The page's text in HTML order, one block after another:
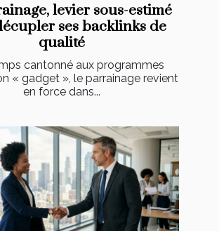
levier sous-estimé
ses backlinks de
qualité
cantonné aux programmes
« gadget », le parrainage revient
en force dans...